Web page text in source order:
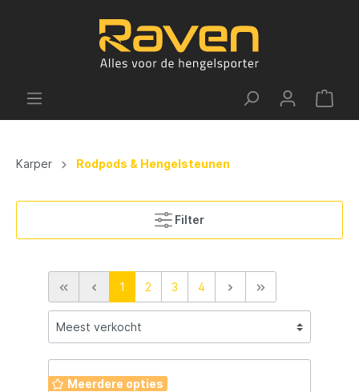
Karper Rodpods & Hengelsteunen
Filter
1 2 3 4
Meerdere opties